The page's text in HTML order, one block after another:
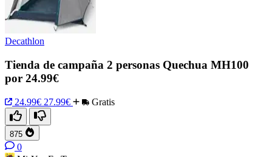
Decathlon
Tienda de campaña 2 personas Quechua MH100
por 24.99€
24.99€ 27.99€ Gratis
875
0